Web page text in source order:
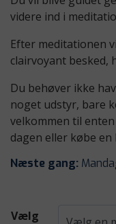
videre ind i
Efter meditationen
clairvoyant besked,
Du behøver ikke
noget udstyr, bare
velkommen til
dagen eller købe en
Næste gang:
Vælg